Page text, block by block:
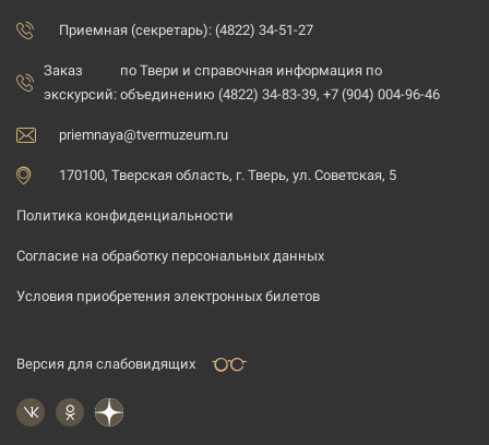
Приемная (секретарь): (4822) 34-51-27
Заказ
экскурсий:
по Твери и справочная информация по
объединению (4822) 34-83-39, +7 (904) 004-96-46
priemnaya@tvermuzeum.ru
170100, Тверская область, г. Тверь, ул. Советская, 5
Политика конфиденциальности
Согласие на обработку персональных данных
Условия приобретения электронных билетов
Версия для слабовидящих